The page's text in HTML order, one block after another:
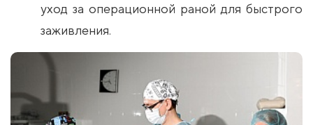
уход за операционной раной для быстрого
заживления.